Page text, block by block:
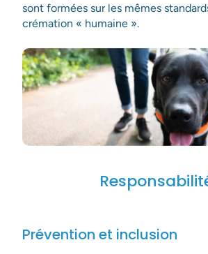
sont formées sur les mêmes
crémation « humaine ».
Prévention et inclusion